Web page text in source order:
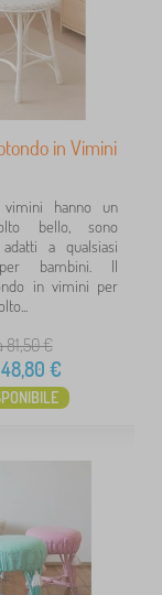
in Vimini
hanno un
bello, sono
a qualsiasi
bambini. Il
in vimini per
81,50€
€